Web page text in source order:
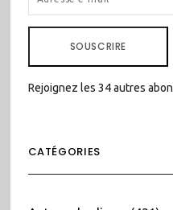
E-
SOUSCRIRE
Rejoignez les 34 autres
CATÉGORIES